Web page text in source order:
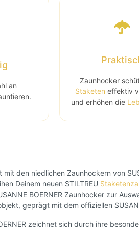
an
Zaunhocker
Staketen effektiv
und erhöhen die
mit den niedlichen Zaunhockern von
Deinem neuen STILTREU
BOERNER Zaunhocker zur
geprägt mit dem offiziellen
zeichnet sich durch ihre